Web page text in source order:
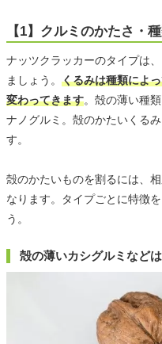
【1】クルミのかたさ・
ナッツクラッカーのタイプは
ましょう。 くるみは種類によ
変わってきます。殻の薄い種
ナノグルミ。殻のかたいくる
す。
殻のかたいものを割るには、
なります。タイプごとに特徴
う。
殻の薄いカシグルミなど